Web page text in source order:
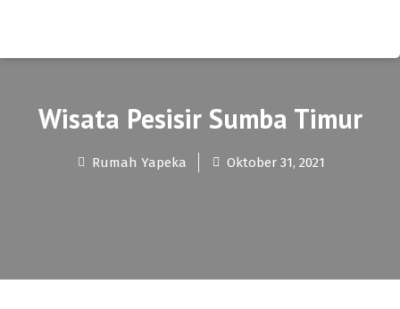
Wisata Pesisir Sumba Timur
Rumah Yapeka Oktober 31, 2021